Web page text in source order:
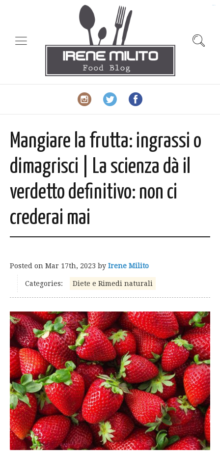
Mangiare la frutta: ingrassi o
dimagrisci | La scienza dà il
verdetto definitivo: non ci
crederai mai
Posted on Mar 17th, 2023 by Irene Milito
Categories: Diete e Rimedi naturali